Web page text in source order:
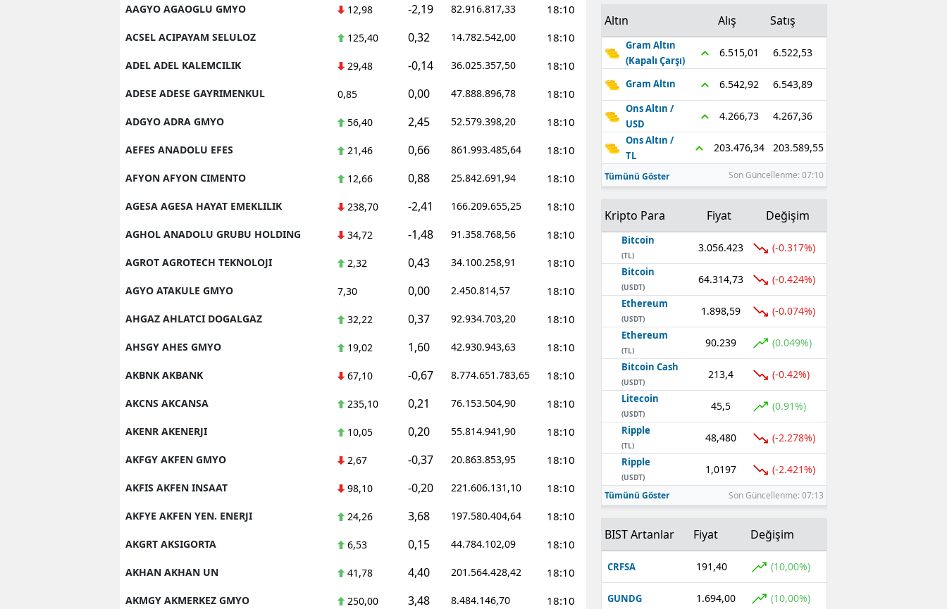
AAGYO AGAOGLU GMYO 12,98 -2,19 82.916.817,33 18:10
ACSEL ACIPAYAM SELULOZ 125,40 0,32 14.782.542,00 18:10
ADEL ADEL KALEMCILIK 29,48 -0,14 36.025.357,50 18:10
ADESE ADESE GAYRIMENKUL 0,85 0,00 47.888.896,78 18:10
ADGYO ADRA GMYO 56,40 2,45 52.579.398,20 18:10
AEFES ANADOLU EFES 21,46 0,66 861.993.485,64 18:10
AFYON AFYON CIMENTO 12,66 0,88 25.842.691,94 18:10
AGESA AGESA HAYAT EMEKLILIK 238,70 -2,41 166.209.655,25 18:10
AGHOL ANADOLU GRUBU HOLDING 34,72 -1,48 91.358.768,56 18:10
AGROT AGROTECH TEKNOLOJI 2,32 0,43 34.100.258,91 18:10
AGYO ATAKULE GMYO 7,30 0,00 2.450.814,57 18:10
AHGAZ AHLATCI DOGALGAZ 32,22 0,37 92.934.703,20 18:10
AHSGY AHES GMYO 19,02 1,60 42.930.943,63 18:10
AKBNK AKBANK 67,10 -0,67 8.774.651.783,65 18:10
AKCNS AKCANSA 235,10 0,21 76.153.504,90 18:10
AKENR AKENERJI 10,05 0,20 55.814.941,90 18:10
AKFGY AKFEN GMYO 2,67 -0,37 20.863.853,95 18:10
AKFIS AKFEN INSAAT 98,10 -0,20 221.606.131,10 18:10
AKFYE AKFEN YEN. ENERJI 24,26 3,68 197.580.404,64 18:10
AKGRT AKSIGORTA 6,53 0,15 44.784.102,09 18:10
AKHAN AKHAN UN 41,78 4,40 201.564.428,42 18:10
AKMGY AKMERKEZ GMYO 250,00 3,48 8.484.146,70 18:10
Altın Alış Satış
Gram Altın
(Kapalı Çarşı)
6.515,01 6.522,53
Gram Altın 6.542,92 6.543,89
Ons Altın /
USD
4.266,73 4.267,36
Ons Altın /
TL
203.476,34 203.589,55
Tümünü Göster Son Güncellenme: 07:10
Kripto Para Fiyat Değişim
Bitcoin
(TL)
3.056.423 (-0.317%)
Bitcoin
(USDT)
64.314,73 (-0.424%)
Ethereum
(USDT)
1.898,59 (-0.074%)
Ethereum
(TL)
90.239 (0.049%)
Bitcoin Cash
(USDT)
213,4 (-0.42%)
Litecoin
(USDT)
45,5 (0.91%)
Ripple
(TL)
48,480 (-2.278%)
Ripple
(USDT)
1,0197 (-2.421%)
Tümünü Göster Son Güncellenme: 07:13
BIST Artanlar Fiyat Değişim
CRFSA 191,40 (10,00%)
GUNDG 1.694,00 (10,00%)